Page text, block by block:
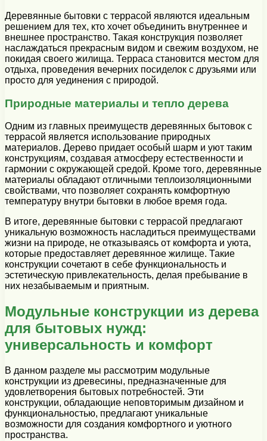
Деревянные бытовки с террасой являются идеальным
решением для тех, кто хочет объединить внутреннее и
внешнее пространство. Такая конструкция позволяет
наслаждаться прекрасным видом и свежим воздухом, не
покидая своего жилища. Терраса становится местом для
отдыха, проведения вечерних посиделок с друзьями или
просто для уединения с природой.
Природные материалы и тепло дерева
Одним из главных преимуществ деревянных бытовок с
террасой является использование природных
материалов. Дерево придает особый шарм и уют таким
конструкциям, создавая атмосферу естественности и
гармонии с окружающей средой. Кроме того, деревянные
материалы обладают отличными теплоизоляционными
свойствами, что позволяет сохранять комфортную
температуру внутри бытовки в любое время года.
В итоге, деревянные бытовки с террасой предлагают
уникальную возможность насладиться преимуществами
жизни на природе, не отказываясь от комфорта и уюта,
которые предоставляет деревянное жилище. Такие
конструкции сочетают в себе функциональность и
эстетическую привлекательность, делая пребывание в
них незабываемым и приятным.
Модульные конструкции из дерева
для бытовых нужд:
универсальность и комфорт
В данном разделе мы рассмотрим модульные
конструкции из древесины, предназначенные для
удовлетворения бытовых потребностей. Эти
конструкции, обладающие неповторимым дизайном и
функциональностью, предлагают уникальные
возможности для создания комфортного и уютного
пространства.